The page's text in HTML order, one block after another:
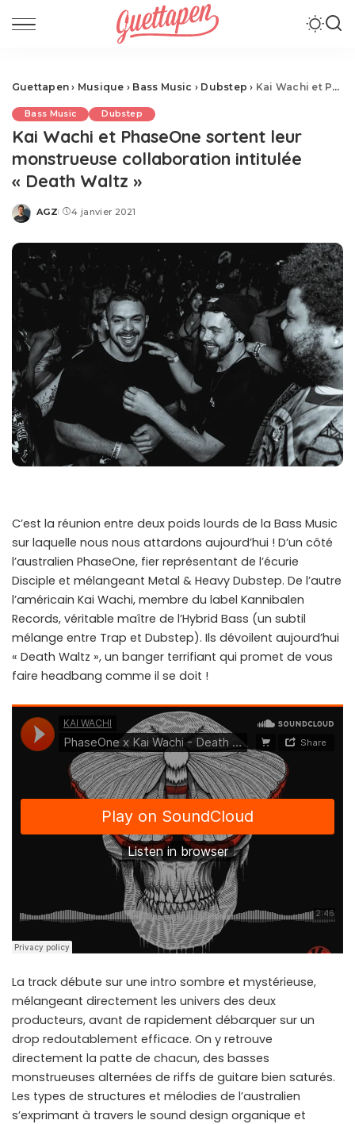
Guettapen › Musique › Bass Music › Dubstep › Kai Wachi et PhaseOne sortent leur monstrueuse collaboration intitulée « Death Waltz »
Bass Music Dubstep
Kai Wachi et PhaseOne sortent leur
monstrueuse collaboration intitulée
« Death Waltz »
Posted
AGZ 4 janvier 2021
C’est la réunion entre deux poids lourds de la Bass Music
sur laquelle nous nous attardons aujourd’hui ! D’un côté
l’australien PhaseOne, fier représentant de l’écurie
Disciple et mélangeant Metal & Heavy Dubstep. De l’autre
l’américain Kai Wachi, membre du label Kannibalen
Records, véritable maître de l’Hybrid Bass (un subtil
mélange entre Trap et Dubstep). Ils dévoilent aujourd’hui
« Death Waltz », un banger terrifiant qui promet de vous
faire headbang comme il se doit !
La track débute sur une intro sombre et mystérieuse,
mélangeant directement les univers des deux
producteurs, avant de rapidement débarquer sur un
drop redoutablement efficace. On y retrouve
directement la patte de chacun, des basses
monstrueuses alternées de riffs de guitare bien saturés.
Les types de structures et mélodies de l’australien
s’exprimant à travers le sound design organique et